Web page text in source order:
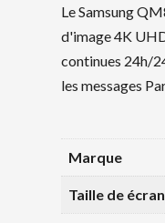
Le Samsung
d'image 4K
continues 24h/
les messages
Marque
Taille de écran